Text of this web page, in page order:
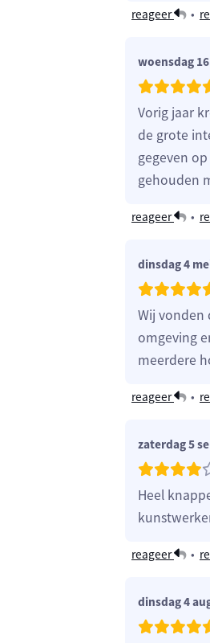
reageer •
woensdag
Vorig jaar
de grote
gegeven
gehouden
reageer •
dinsdag 4
Wij vonden
omgeving
meerdere
reageer •
zaterdag 5
Heel
reageer •
dinsdag 4